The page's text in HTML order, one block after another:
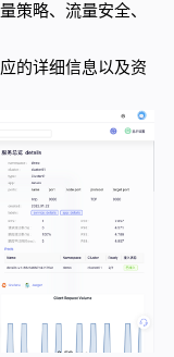
策略、流量安全、
的详细信息以及资